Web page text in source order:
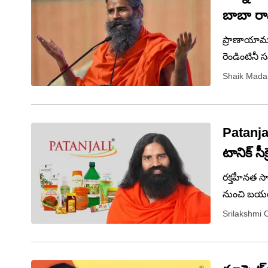
బాబా
ప్రాణాయామం
రెండింటినీ
సిఫార్సు
Shaik
టానిక్‌
రక్తహీనత
నుంచి
Srilakshmi